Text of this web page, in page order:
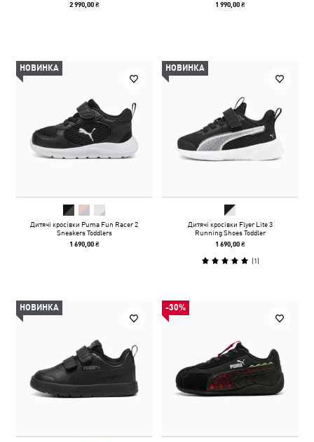
2 990,00 ₴ 1 990,00 ₴
НОВИНКА
Дитячі кросівки Puma Fun Racer 2
Sneakers Toddlers
1 690,00 ₴
НОВИНКА
Дитячі кросівки Flyer Lite 3
Running Shoes Toddler
1 690,00 ₴
(1)
НОВИНКА -30%